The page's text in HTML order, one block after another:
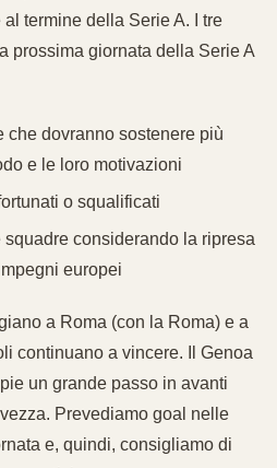
termine della Serie A. I tre
prossima giornata della Serie A
che dovranno sostenere più
e le loro motivazioni
o squalificati
squadre considerando la ripresa
europei
a Roma (con la Roma) e a
continuano a vincere. Il Genoa
un grande passo in avanti
Prevediamo goal nelle
e, quindi, consigliamo di